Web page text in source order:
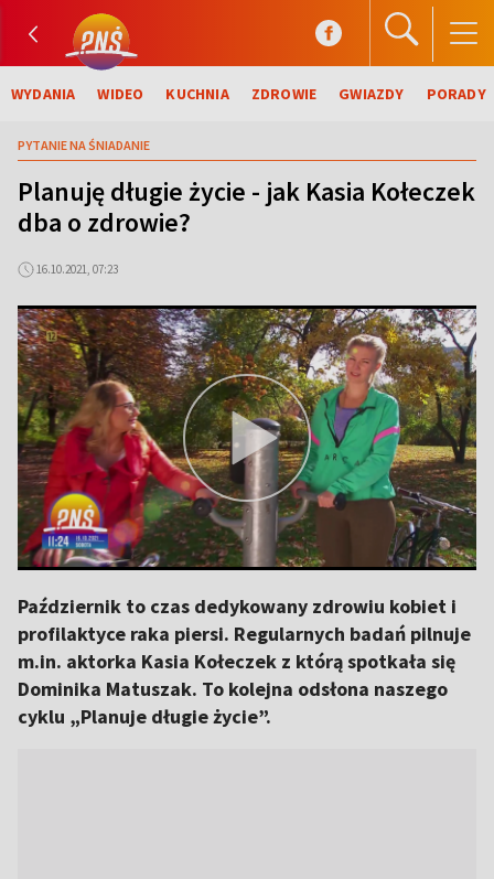
WYDANIA WIDEO KUCHNIA ZDROWIE GWIAZDY PORADY
PYTANIE NA ŚNIADANIE
Planuję długie życie - jak Kasia Kołeczek
dba o zdrowie?
16.10.2021, 07:23
Październik to czas dedykowany zdrowiu kobiet i
profilaktyce raka piersi. Regularnych badań pilnuje
m.in. aktorka Kasia Kołeczek z którą spotkała się
Dominika Matuszak. To kolejna odsłona naszego
cyklu „Planuje długie życie”.